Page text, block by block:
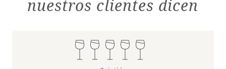
nuestros clientes dicen